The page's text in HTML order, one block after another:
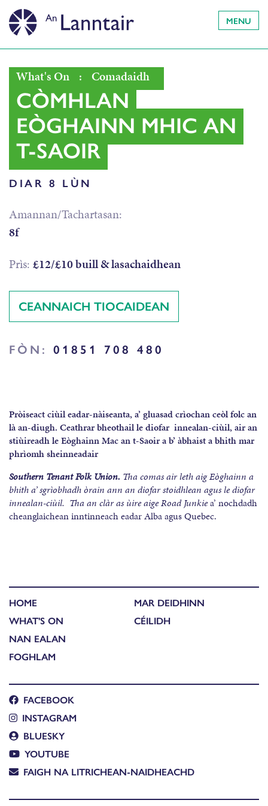
MENU
What's On : Comadaidh
CÒMHLAN
EÒGHAINN MHIC AN
T-SAOIR
DIAR 8 LÙN
Amannan/Tachartasan:
8f
Prìs: £12/£10 buill & lasachaidhean
CEANNAICH TIOCAIDEAN
FÒN: 01851 708 480
Pròiseact ciùil eadar-nàiseanta, a’ gluasad crìochan ceòl folc an
là an-diugh. Ceathrar bheothail le diofar innealan-ciùil, air an
stiùireadh le Eòghainn Mac an t-Saoir a b’ àbhaist a bhith mar
phrìomh sheinneadair
Southern Tenant Folk Union. Tha comas air leth aig Eòghainn a
bhith a’ sgrìobhadh òrain ann an diofar stoidhlean agus le diofar
innealan-ciùil. Tha an clàr as ùire aigeRoad Junkiea’ nochdadh
cheanglaichean inntinneach eadar Alba agusQuebec.
HOME
WHAT'S ON
NAN EALAN
FOGHLAM
MAR DEIDHINN
CÉILIDH
FACEBOOK
INSTAGRAM
BLUESKY
YOUTUBE
FAIGH NA LITRICHEAN-NAIDHEACHD